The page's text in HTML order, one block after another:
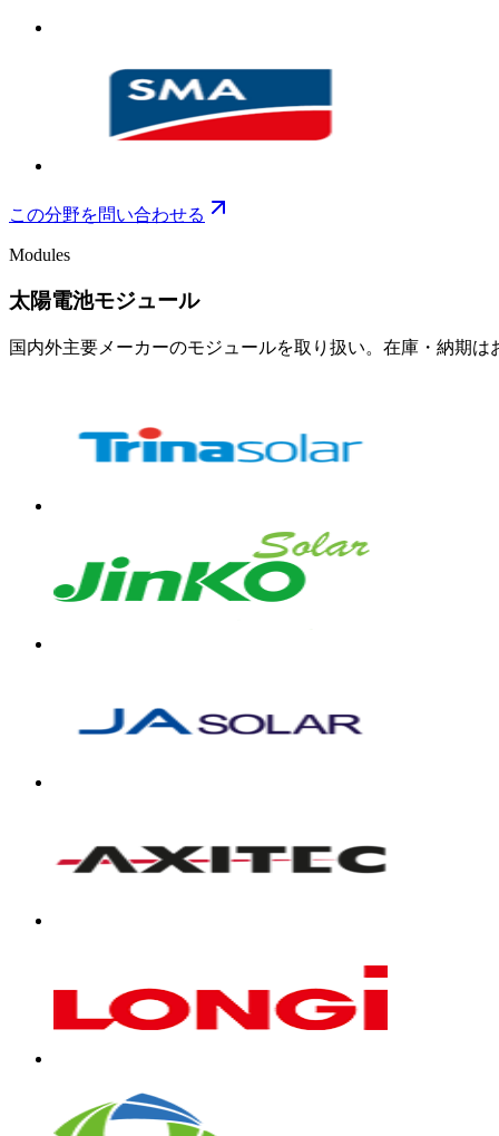
この分野を問い合わせる
Modules
太陽電池モジュール
国内外主要メーカーのモジュールを取り扱い。在庫・納期は